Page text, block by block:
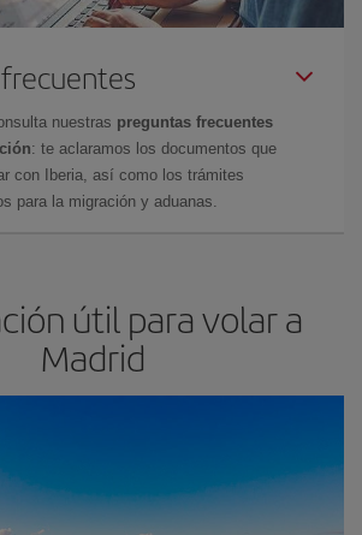
nuestras preguntas frecuentes
: te aclaramos los documentos que
con Iberia, así como los trámites
para la migración y aduanas.
útil para volar a
Madrid